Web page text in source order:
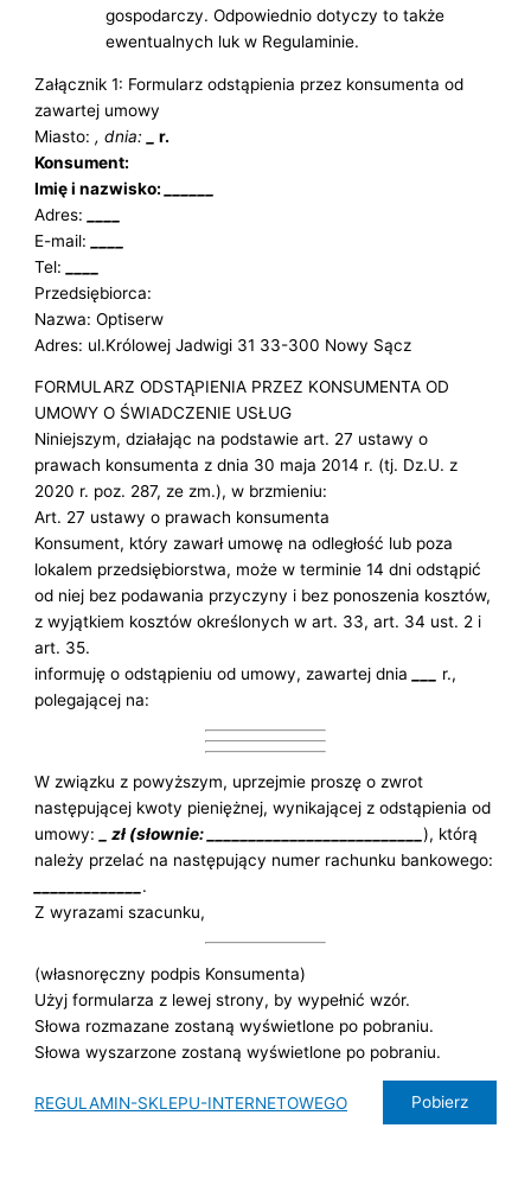
gospodarczy. Odpowiednio dotyczy to także
ewentualnych luk w Regulaminie.
Załącznik 1: Formularz odstąpienia przez konsumenta od
zawartej umowy
Miasto: , dnia:
r.
Konsument:
Imię i nazwisko:
Adres:
E-mail:
Tel:
Przedsiębiorca:
Nazwa: Optiserw
Adres: ul.Królowej Jadwigi 31 33-300 Nowy Sącz
FORMULARZ ODSTĄPIENIA PRZEZ KONSUMENTA OD
UMOWY O ŚWIADCZENIE USŁUG
Niniejszym, działając na podstawie art. 27 ustawy o
prawach konsumenta z dnia 30 maja 2014 r. (tj. Dz.U. z
2020 r. poz. 287, ze zm.), w brzmieniu:
Art. 27 ustawy o prawach konsumenta
Konsument, który zawarł umowę na odległość lub poza
lokalem przedsiębiorstwa, może w terminie 14 dni odstąpić
od niej bez podawania przyczyny i bez ponoszenia kosztów,
z wyjątkiem kosztów określonych w art. 33, art. 34 ust. 2 i
art. 35.
informuję o odstąpieniu od umowy, zawartej dnia
r.,
polegającej na:
W związku z powyższym, uprzejmie proszę o zwrot
następującej kwoty pieniężnej, wynikającej z odstąpienia od
umowy:
_ zł (słownie: __________________________), którą
należy przelać na następujący numer rachunku bankowego:
.
Z wyrazami szacunku,
(własnoręczny podpis Konsumenta)
Użyj formularza z lewej strony, by wypełnić wzór.
Słowa rozmazane zostaną wyświetlone po pobraniu.
Słowa wyszarzone zostaną wyświetlone po pobraniu.
REGULAMIN-SKLEPU-INTERNETOWEGO Pobierz